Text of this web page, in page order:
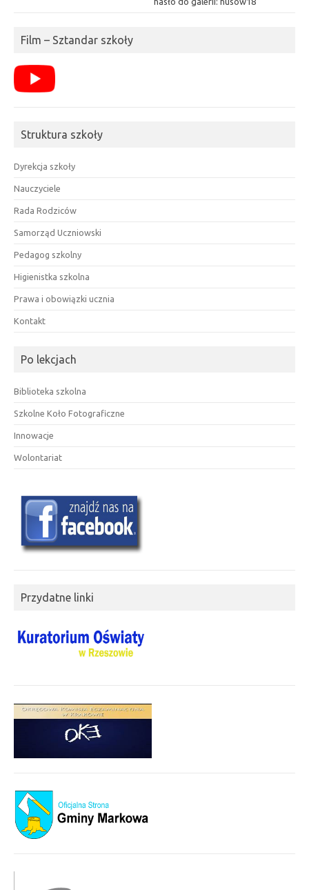
Film – Sztandar szkoły
Struktura szkoły
Dyrekcja szkoły
Nauczyciele
Rada Rodziców
Samorząd Uczniowski
Pedagog szkolny
Higienistka szkolna
Prawa i obowiązki ucznia
Kontakt
Po lekcjach
Biblioteka szkolna
Szkolne Koło Fotograficzne
Innowacje
Wolontariat
Przydatne linki